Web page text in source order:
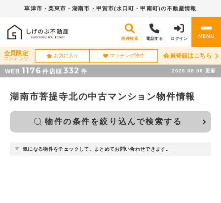
草津市・栗東市・湖南市・ 甲賀市(水口町・甲南町)の不動産情報
物件検索 電話する ログイン MENU
会員限定
コンテンツ
お気に入り マッチング物件 会員登録はこちら
WEB 1176 件 店頭 332 件 2026.08.06 更新
湖南市菩提寺北の中古マンション物件情報
物件の条件を絞り込んで検索する
気になる物件をチェックして、まとめてお問い合わせできます。